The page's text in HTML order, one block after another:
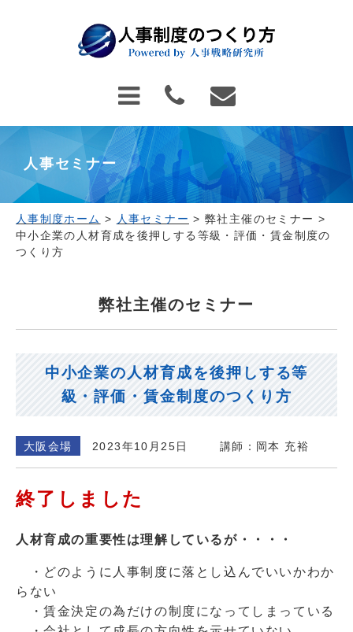
人事セミナー
人事制度ホーム > 人事セミナー >弊社主催のセミナー >
中小企業の人材育成を後押しする等級・評価・賃金制度の
つくり方
弊社主催のセミナー
中小企業の人材育成を後押しする等
級・評価・賃金制度のつくり方
大阪会場 2023年10月25日 講師：岡本 充裕
終了しました
人材育成の重要性は理解しているが・・・・
・どのように人事制度に落とし込んでいいかわか
らない
・賃金決定の為だけの制度になってしまっている